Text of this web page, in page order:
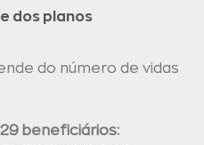
dos planos
do número de vidas
beneficiários: